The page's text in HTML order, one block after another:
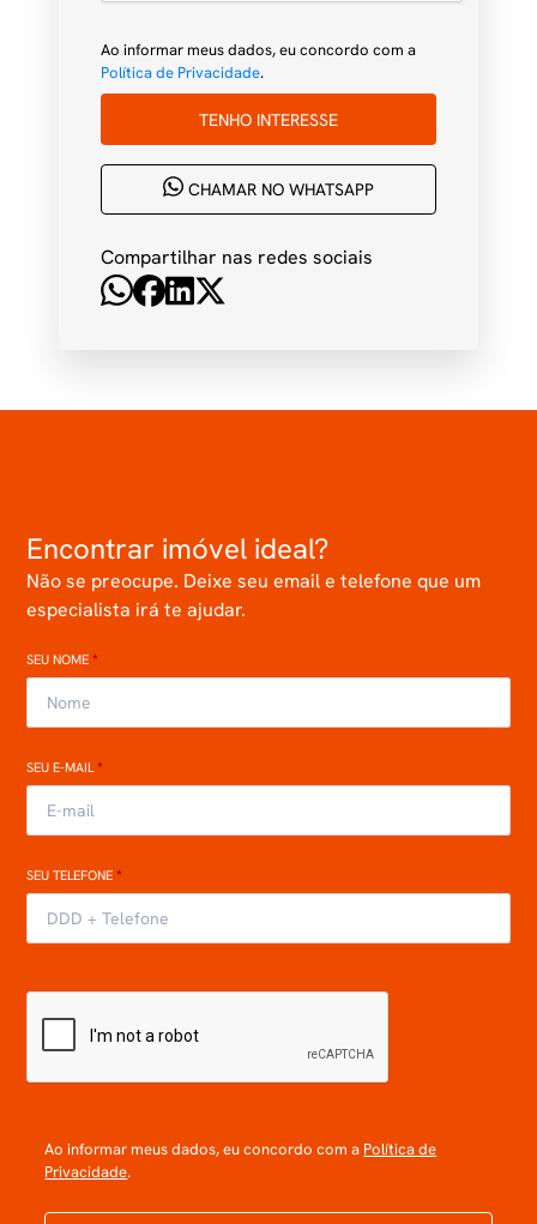
Ao informar meus dados, eu concordo com a
Política de Privacidade.
TENHO INTERESSE
CHAMAR NO WHATSAPP
Compartilhar nas redes sociais
Encontrar imóvel ideal?
Não se preocupe. Deixe seu email e telefone que um
especialista irá te ajudar.
SEU NOME*
SEU E-MAIL*
SEU TELEFONE*
Ao informar meus dados, eu concordo com a Política de
Privacidade.